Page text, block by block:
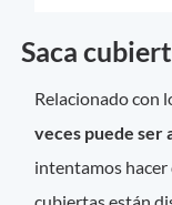
Saca
Relacionado con
veces puede ser
intentamos hacer